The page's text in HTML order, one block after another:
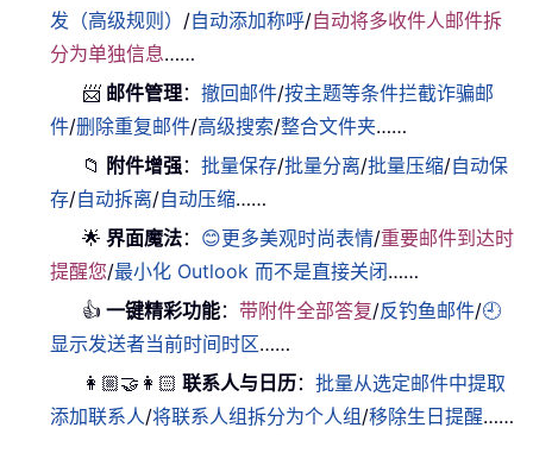
发（高级规则） /自动添加称呼/自动将多收件人邮件拆
分为单独信息……
📨 邮件管理：撤回邮件/按主题等条件拦截诈骗邮
件/删除重复邮件/高级搜索/整合文件夹……
📁 附件增强：批量保存/批量分离/批量压缩/自动保
存/自动拆离/自动压缩……
🌟 界面魔法： 😊更多美观时尚表情/重要邮件到达时
提醒您/最小化 Outlook 而不是直接关闭……
👍 一键精彩功能：带附件全部答复/反钓鱼邮件/🕘
显示发送者当前时间时区……
👩🏼‍🤝‍👩🏻 联系人与日历：批量从选定邮件中提取
添加联系人/将联系人组拆分为个人组/移除生日提醒……